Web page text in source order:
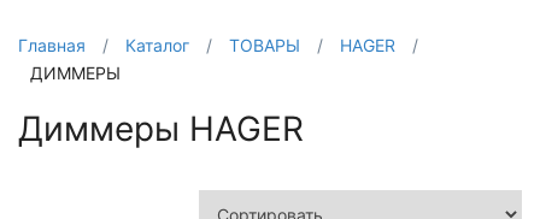
Главная / Каталог / ТОВАРЫ / HAGER
/
ДИММЕРЫ
Диммеры HAGER